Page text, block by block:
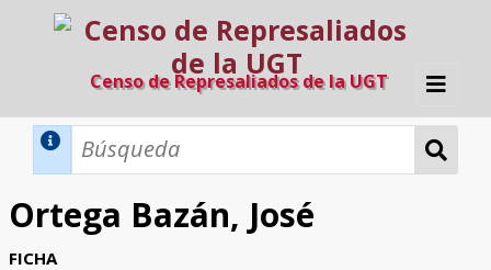
Censo de Represaliados de la UGT
Inicio
Búsqueda Dinámica
Búsqueda Avanzada
Filtros A-Z
Ortega Bazán, José
FICHA